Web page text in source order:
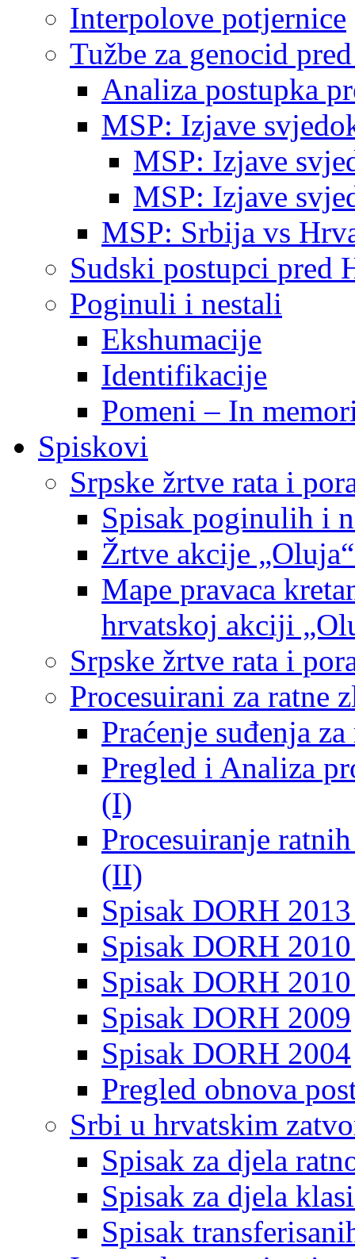
Interpolove potjernice
Tužbe za genocid
Analiza postupka
MSP: Izjave
MSP: Izjave
MSP: Izjave
MSP: Srbija vs
Sudski postupci pred
Poginuli i nestali
Ekshumacije
Identifikacije
Pomeni – In
Spiskovi
Srpske žrtve rata i
Spisak poginulih i
Žrtve akcije
Mape pravaca
hrvatskoj akciji
Srpske žrtve rata i
Procesuirani za ratne
Praćenje suđenja
Pregled i Analiza
(I)
Procesuiranje
(II)
Spisak DORH
Spisak DORH
Spisak DORH
Spisak DORH 2009
Spisak DORH 2004
Pregled obnova
Srbi u hrvatskim
Spisak za djela
Spisak za djela
Spisak